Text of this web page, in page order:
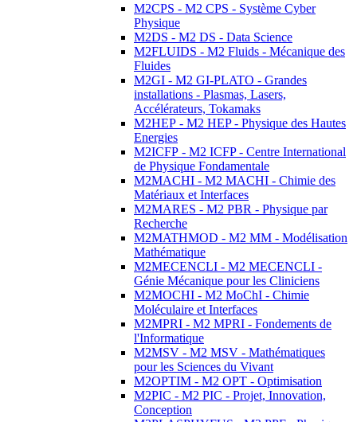
M2CPS - M2 CPS - Système Cyber
Physique
M2DS - M2 DS - Data Science
M2FLUIDS - M2 Fluids - Mécanique des
Fluides
M2GI - M2 GI-PLATO - Grandes
installations - Plasmas, Lasers,
Accélérateurs, Tokamaks
M2HEP - M2 HEP - Physique des Hautes
Energies
M2ICFP - M2 ICFP - Centre International
de Physique Fondamentale
M2MACHI - M2 MACHI - Chimie des
Matériaux et Interfaces
M2MARES - M2 PBR - Physique par
Recherche
M2MATHMOD - M2 MM - Modélisation
Mathématique
M2MECENCLI - M2 MECENCLI -
Génie Mécanique pour les Cliniciens
M2MOCHI - M2 MoChI - Chimie
Moléculaire et Interfaces
M2MPRI - M2 MPRI - Fondements de
l'Informatique
M2MSV - M2 MSV - Mathématiques
pour les Sciences du Vivant
M2OPTIM - M2 OPT - Optimisation
M2PIC - M2 PIC - Projet, Innovation,
Conception